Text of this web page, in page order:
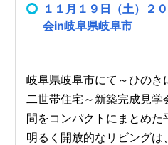
１１月１９日（土）２
会in岐阜県岐阜市
岐阜県岐阜市にて～ひのき
二世帯住宅～新築完成見
間をコンパクトにまとめた
明るく開放的なリビングは